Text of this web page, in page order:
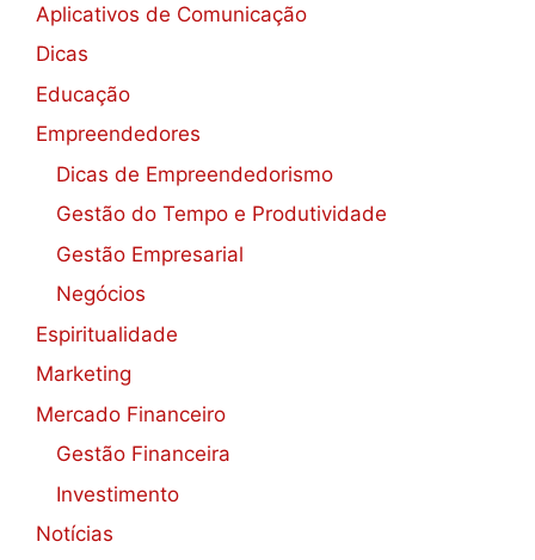
Aplicativos de Comunicação
Dicas
Educação
Empreendedores
Dicas de Empreendedorismo
Gestão do Tempo e Produtividade
Gestão Empresarial
Negócios
Espiritualidade
Marketing
Mercado Financeiro
Gestão Financeira
Investimento
Notícias